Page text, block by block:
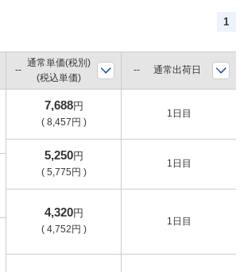
1
通常単価(税別)
(税込単価)
通常出荷日
7,688円
( 8,457円 )
1日目
5,250円
( 5,775円 )
1日目
4,320円
( 4,752円 )
1日目